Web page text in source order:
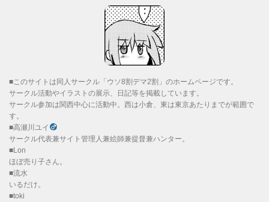
■このサイトは同人サークル「ウソ8割デマ2割」のホームページです。
サークル活動やイラストの展示、日記等を掲載しています。
サークル参加は関西中心に活動中。西は小倉、東は東京あたりまでが範囲で
す。
■高瀬川ユイ
サークル代表兼サイト管理人兼絵師兼提督兼ハンター。
■Lon
ほぼ売り子さん。
■流水
いるだけ。
■toki